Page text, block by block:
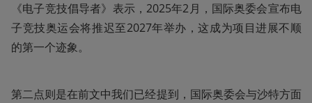
《电子竞技倡导者》表示，2025年2月，国际奥委会宣布电
子竞技奥运会将推迟至2027年举办，这成为项目进展不顺
的第一个迹象。
第二点则是在前文中我们已经提到，国际奥委会与沙特方面